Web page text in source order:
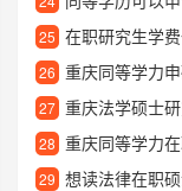
25 在职研究生学费
26 重庆同等学力申
27 重庆法学硕士
28 重庆同等学力
29 想读法律在职硕士